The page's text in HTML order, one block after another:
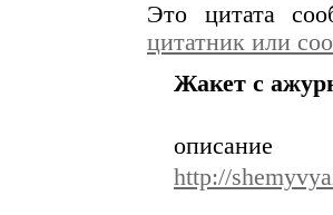
Это цитата
цитатник или
Жакет с
http://